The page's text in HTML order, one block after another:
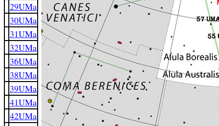
29UMa
30UMa
31UMa
32UMa
36UMa
38UMa
39UMa
41UMa
42UMa